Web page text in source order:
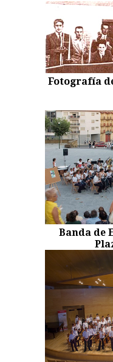
Fotografía
Banda de